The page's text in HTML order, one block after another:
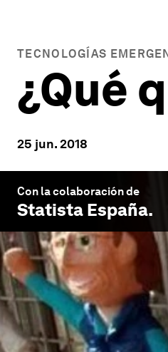
TECNOLOGÍAS
¿Qué
25 jun. 2018
Con la colaboración de
Statista España.